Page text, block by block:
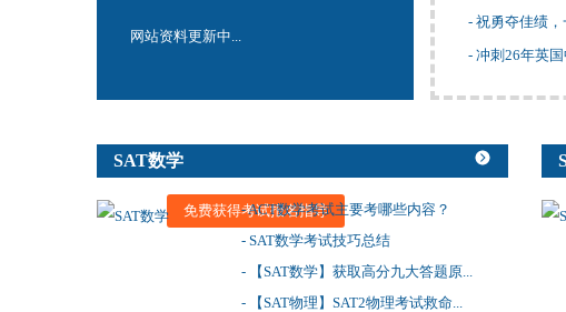
网站资料更新中...
免费获得考试报名指导
- 祝勇夺佳绩
- 冲刺26年英
SAT数学
- ACT数学考试主要考哪些内容？
- SAT数学考试技巧总结
- 【SAT数学】获取高分九大答题原...
- 【SAT物理】SAT2物理考试救命...